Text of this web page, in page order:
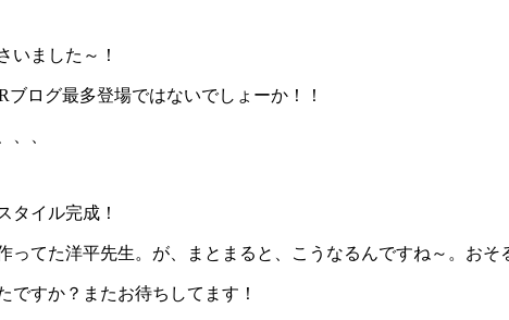
いました～！
ログ最多登場ではないでしょーか！！
、、
タイル完成！
てた洋平先生。が、まとまると、こうなるんですね～。おそ
すか？またお待ちしてます！